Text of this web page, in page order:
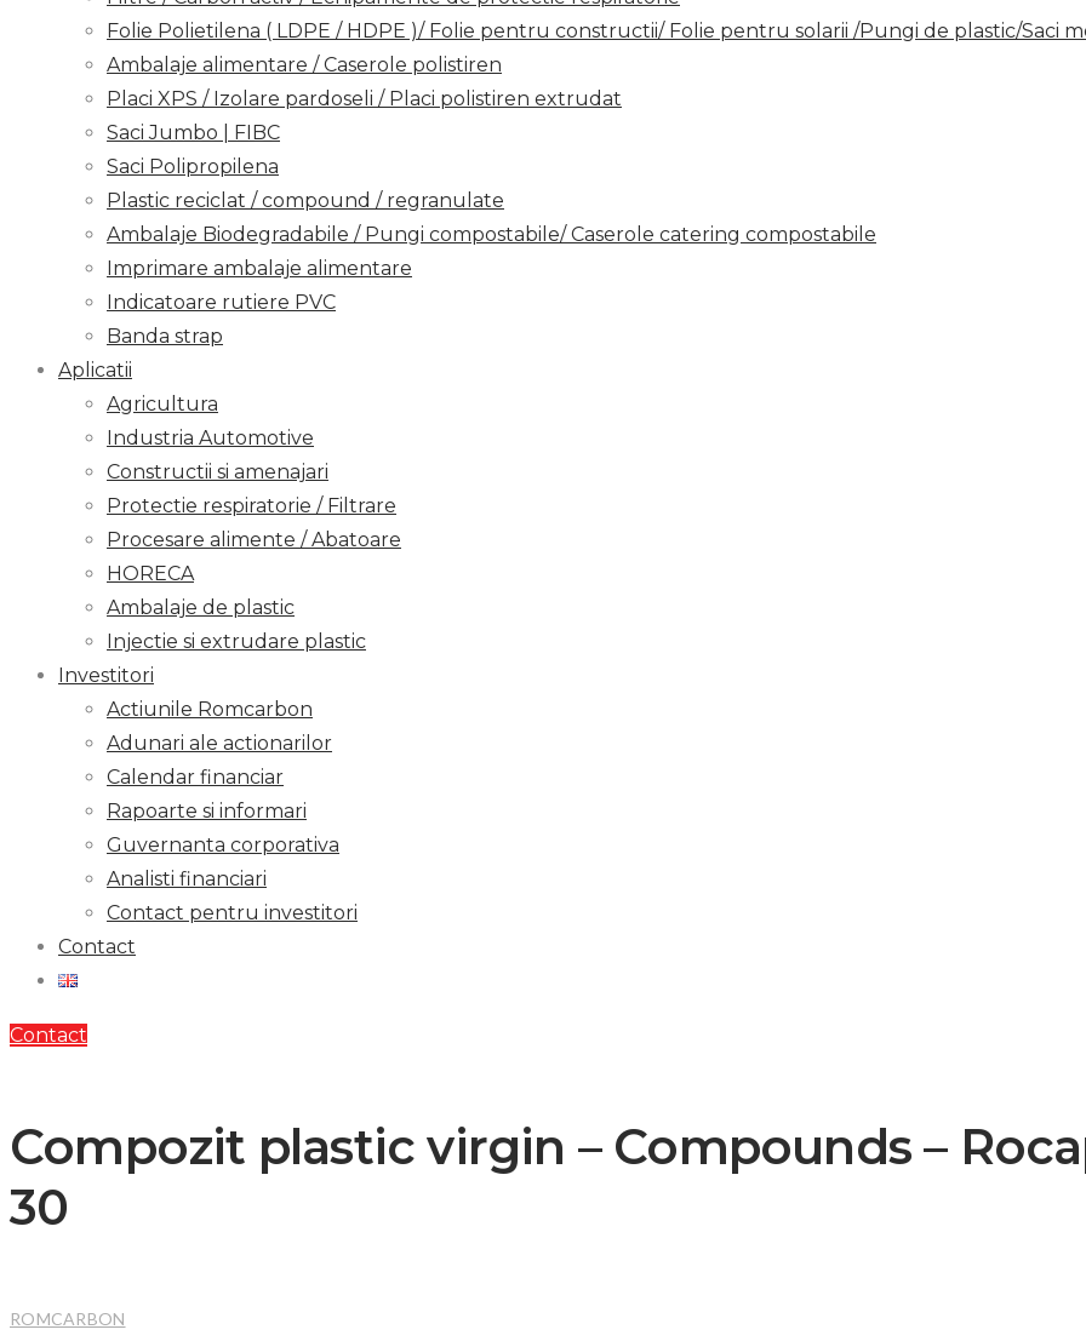
Folie Polietilena ( LDPE / HDPE )/ Folie pentru constructii/ Folie pentru solarii /Pungi de plastic/Saci
Ambalaje alimentare / Caserole polistiren
Placi XPS / Izolare pardoseli / Placi polistiren extrudat
Saci Jumbo | FIBC
Saci Polipropilena
Plastic reciclat / compound / regranulate
Ambalaje Biodegradabile / Pungi compostabile/ Caserole catering compostabile
Imprimare ambalaje alimentare
Indicatoare rutiere PVC
Banda strap
Aplicatii
Agricultura
Industria Automotive
Constructii si amenajari
Protectie respiratorie / Filtrare
Procesare alimente / Abatoare
HORECA
Ambalaje de plastic
Injectie si extrudare plastic
Investitori
Actiunile Romcarbon
Adunari ale actionarilor
Calendar financiar
Rapoarte si informari
Guvernanta corporativa
Analisti financiari
Contact pentru investitori
Contact
Contact
Compozit plastic virgin – Compounds –
30
ROMCARBON